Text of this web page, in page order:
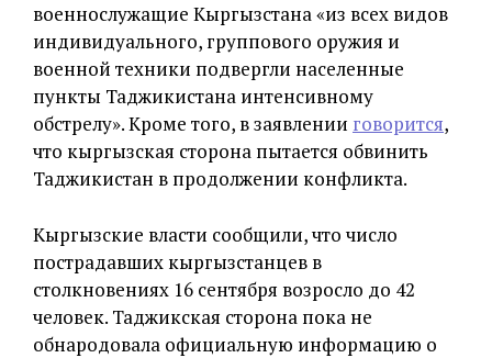
военнослужащие Кыргызстана «из всех видов
индивидуального, группового оружия и
военной техники подвергли населенные
пункты Таджикистана интенсивному
обстрелу». Кроме того, в заявлении говорится,
что кыргызская сторона пытается обвинить
Таджикистан в продолжении конфликта.
Кыргызские власти сообщили, что число
пострадавших кыргызстанцев в
столкновениях 16 сентября возросло до 42
человек. Таджикская сторона пока не
обнародовала официальную информацию о